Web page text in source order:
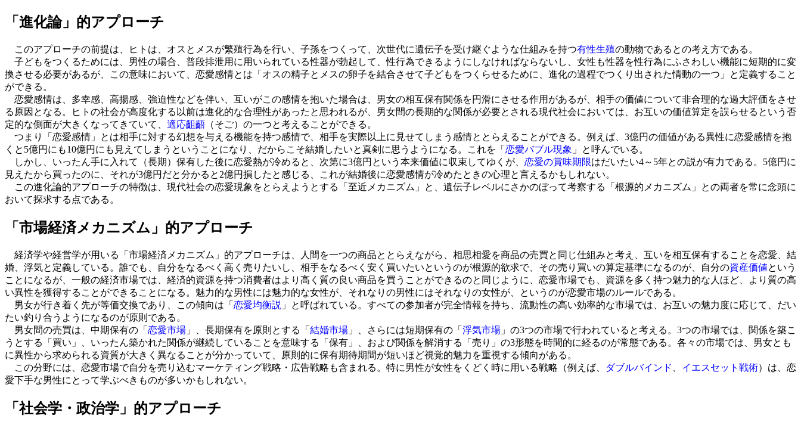
「進化論」的アプローチ
このアプローチの前提は、ヒトは、オスとメスが繁殖行為を行い、子孫をつくって、次世代に遺伝子を受け継ぐような仕組みを持つ有性生殖の動物であるとの考え方である。
子どもをつくるためには、男性の場合、普段排泄用に用いられている性器が勃起して、性行為できるようにしなければならないし、女性も性器を性行為にふさわしい機能に短期的に変
換させる必要があるが、この意味において、恋愛感情とは「オスの精子とメスの卵子を結合させて子どもをつくらせるために、進化の過程でつくり出された情動の一つ」と定義すること
ができる。
恋愛感情は、多幸感、高揚感、強迫性などを伴い、互いがこの感情を抱いた場合は、男女の相互保有関係を円滑にさせる作用があるが、相手の価値について非合理的な過大評価をさせ
る原因となる。ヒトの社会が高度化する以前は進化的な合理性があったと思われるが、男女間の長期的な関係が必要とされる現代社会においては、お互いの価値算定を誤らせるという否
定的な側面が大きくなってきていて、 適応齟齬 （そご）の一つと考えることができる。
つまり「恋愛感情」とは相手に対する幻想を与える機能を持つ感情で、相手を実際以上に見せてしまう感情ととらえることができる。例えば、3億円の価値がある異性に恋愛感情を抱
くと5億円にも10億円にも見えてしまうということになり、だからこそ結婚したいと真剣に思うようになる。これを「 恋愛バブル現象 」と呼んでいる。
しかし、いったん手に入れて（長期）保有した後に恋愛熱が冷めると、次第に3億円という本来価値に収束してゆくが、 恋愛の賞味期限はだいたい4～5年との説が有力である。5億円に
見えたから買ったのに、それが3億円だと分かると2億円損したと感じる、これが結婚後に恋愛感情が冷めたときの心理と言えるかもしれない。
この進化論的アプローチの特徴は、現代社会の恋愛現象をとらえようとする「至近メカニズム」と、遺伝子レベルにさかのぼって考察する「根源的メカニズム」との両者を常に念頭に
おいて探求する点である。
「市場経済メカニズム」的アプローチ
経済学や経営学が用いる「市場経済メカニズム」的アプローチは、人間を一つの商品ととらえながら、相思相愛を商品の売買と同じ仕組みと考え、互いを相互保有することを恋愛、結
婚、浮気と定義している。誰でも、自分をなるべく高く売りたいし、相手をなるべく安く買いたいというのが根源的欲求で、その売り買いの算定基準になるのが、自分の資産価値という
ことになるが、一般の経済市場では、経済的資源を持つ消費者はより高く質の良い商品を買うことができるのと同じように、恋愛市場でも、資源を多く持つ魅力的な人ほど、より質の高
い異性を獲得することができることになる。魅力的な男性には魅力的な女性が、それなりの男性にはそれなりの女性が、というのが恋愛市場のルールである。
男女が行き着く先が等価交換であり、この傾向は「 恋愛均衡説 」と呼ばれている。すべての参加者が完全情報を持ち、流動性の高い効率的な市場では、お互いの魅力度に応じて、だい
たい釣り合うようになるのが原則である。
男女間の売買は、中期保有の「 恋愛市場 」、長期保有を原則とする「 結婚市場 」、さらには短期保有の「 浮気市場 」の3つの市場で行われていると考える。3つの市場では、関係を築こ
うとする「買い」、いったん築かれた関係が継続していることを意味する「保有」、および関係を解消する「売り」の3形態を時間的に経るのが常態である。各々の市場では、男女とも
に異性から求められる資質が大きく異なることが分かっていて、原則的に保有期待期間が短いほど視覚的魅力を重視する傾向がある。
この分野には、恋愛市場で自分を売り込むマーケティング戦略・広告戦略も含まれる。特に男性が女性をくどく時に用いる戦略（例えば、
ダブルバインド イエスセット戦術）は、恋
愛下手な男性にとって学ぶべきものが多いかもしれない。
「社会学・政治学」的アプローチ